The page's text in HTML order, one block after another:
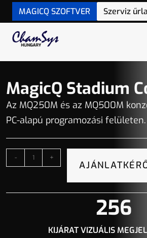
MAGICQ SZOFTVER Szerviz
MagicQ Stadium
Az MQ250M és az MQ500M
PC-alapú programozási felületen.
- +
256
KIJÁRAT VIZUÁLIS